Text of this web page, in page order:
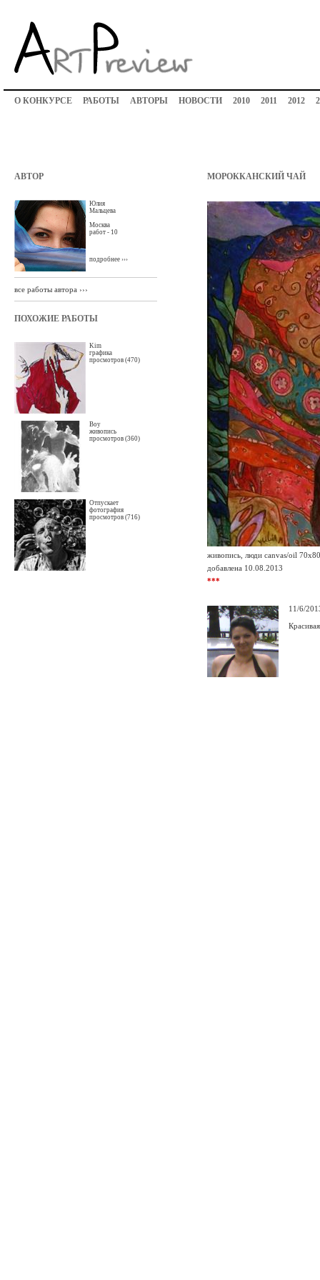
О КОНКУРСЕ РАБОТЫ АВТОРЫ НОВОСТИ 2010 2011 2012
АВТОР
Юлия
Мальцева
Москва
работ - 10
подробнее ›››
все работы автора ›››
ПОХОЖИЕ РАБОТЫ
Kim
графика
просмотров (470)
Boy
живопись
просмотров (360)
Отпускает
фотография
просмотров (716)
МОРОККАНСКИЙ ЧАЙ
живопись, люди canvas/oil
добавлена 10.08.2013
***
11/6/